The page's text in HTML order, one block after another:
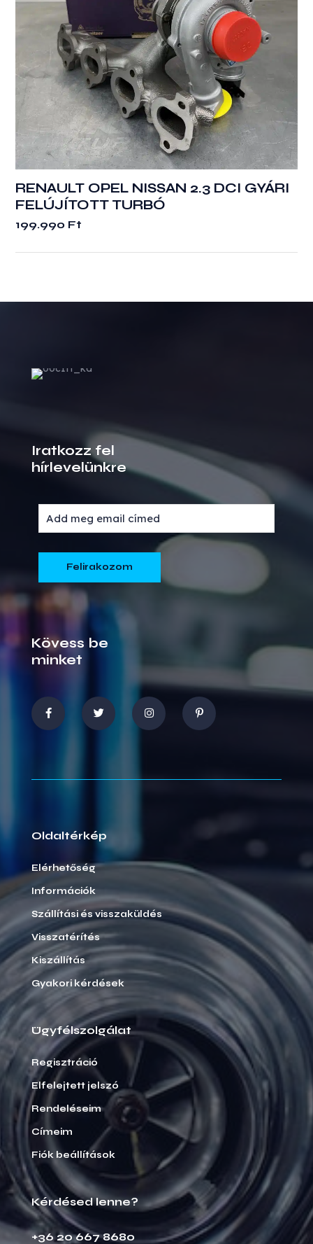
RENAULT OPEL NISSAN 2.3 DCI GYÁRI
FELÚJÍTOTT TURBÓ
199.990 Ft
Iratkozz fel
hírlevelünkre
Kövess be
minket
Oldaltérkép
Elérhetőség
Információk
Szállítási és visszaküldés
Visszatérítés
Kiszállítás
Gyakori kérdések
Ügyfélszolgálat
Regisztráció
Elfelejtett jelszó
Rendeléseim
Címeim
Fiók beállítások
Kérdésed lenne?
+36 20 667 8680